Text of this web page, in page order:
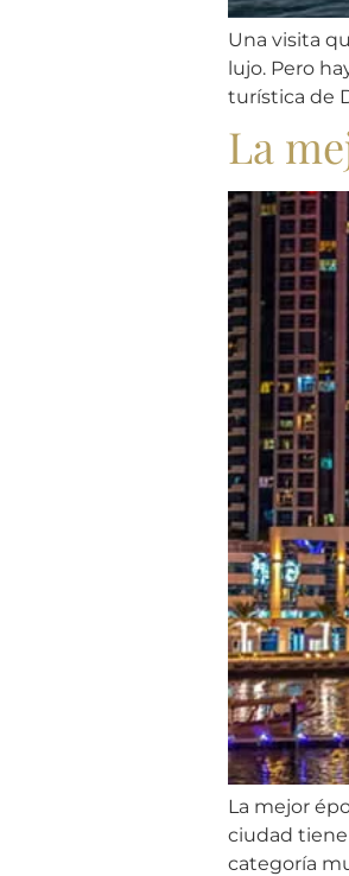
Una visita
lujo. Pero
turística de
La
La mejor
ciudad
categoría